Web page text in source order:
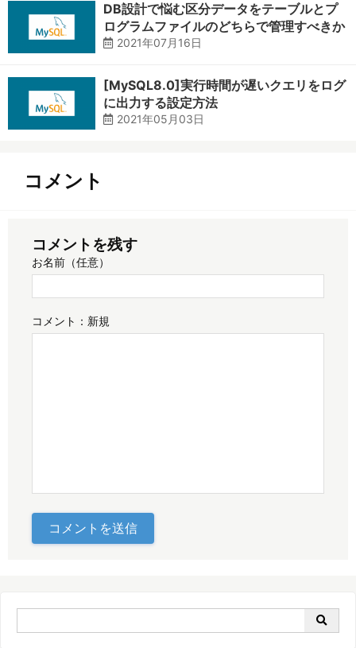
DB設計で悩む区分データをテーブルとプ
ログラムファイルのどちらで管理すべきか
2021年07月16日
[MySQL8.0]実行時間が遅いクエリをログ
に出力する設定方法
2021年05月03日
コメント
コメントを残す
お名前（任意）
コメント： 新規
コメントを送信